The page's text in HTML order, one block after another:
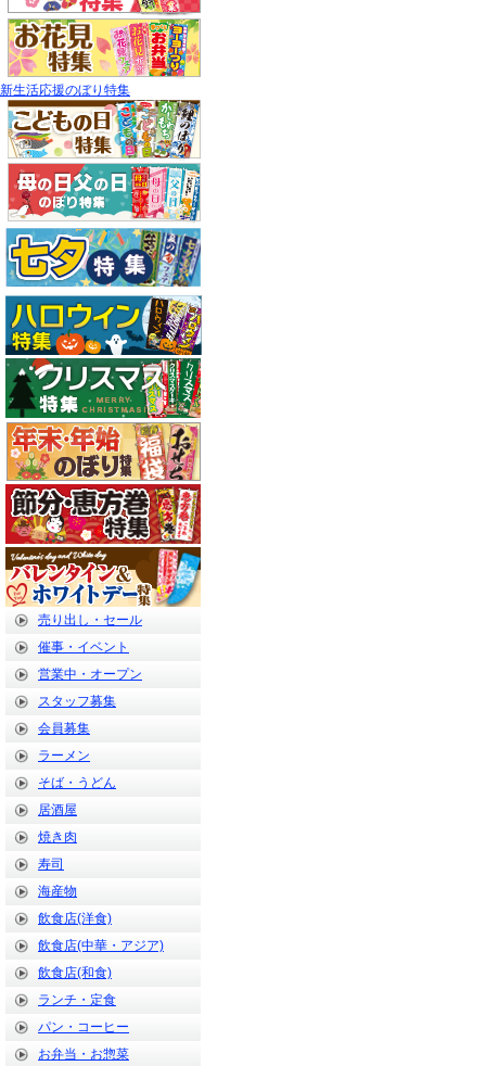
新生活応援のぼり特集
売り出し・セール
催事・イベント
営業中・オープン
スタッフ募集
会員募集
ラーメン
そば・うどん
居酒屋
焼き肉
寿司
海産物
飲食店(洋食)
飲食店(中華・アジア)
飲食店(和食)
ランチ・定食
パン・コーヒー
お弁当・お惣菜